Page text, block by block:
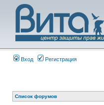
Вход Регистрация
Список форумов